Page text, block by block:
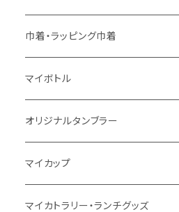
コットン
5oz
シーチング
キャンパス
8oz
10oz
デニム・デニムライク
ポリエステル
再生不織布
10oz
シーチング
キャンパス
10oz
12oz
デニム
ポリエステル
不織布
保冷
再生ファブリック
5oz
コットン
5oz
キャンパス
ポリエステル
不織布
ポリエステル
不織布
スウェット
ボトル
タンブラー
ランチグッズ
ハンカチ
傘
オーガニックコットン
フェアトレードコットン
再生ファブリック
キャンパス
デニム・デニムライク
巾着・ラッピング巾着
コットン
オーガニックコットン
再生ファブリック
フェアトレードコットン
マイボトル
ステンレスサーモ
ステンレス
アルミ
オリジナルタンブラー
サーモタンブラー
ステンレス2層タンブラー
マイカップ
サーモ
マイカトラリー・ランチグッズ